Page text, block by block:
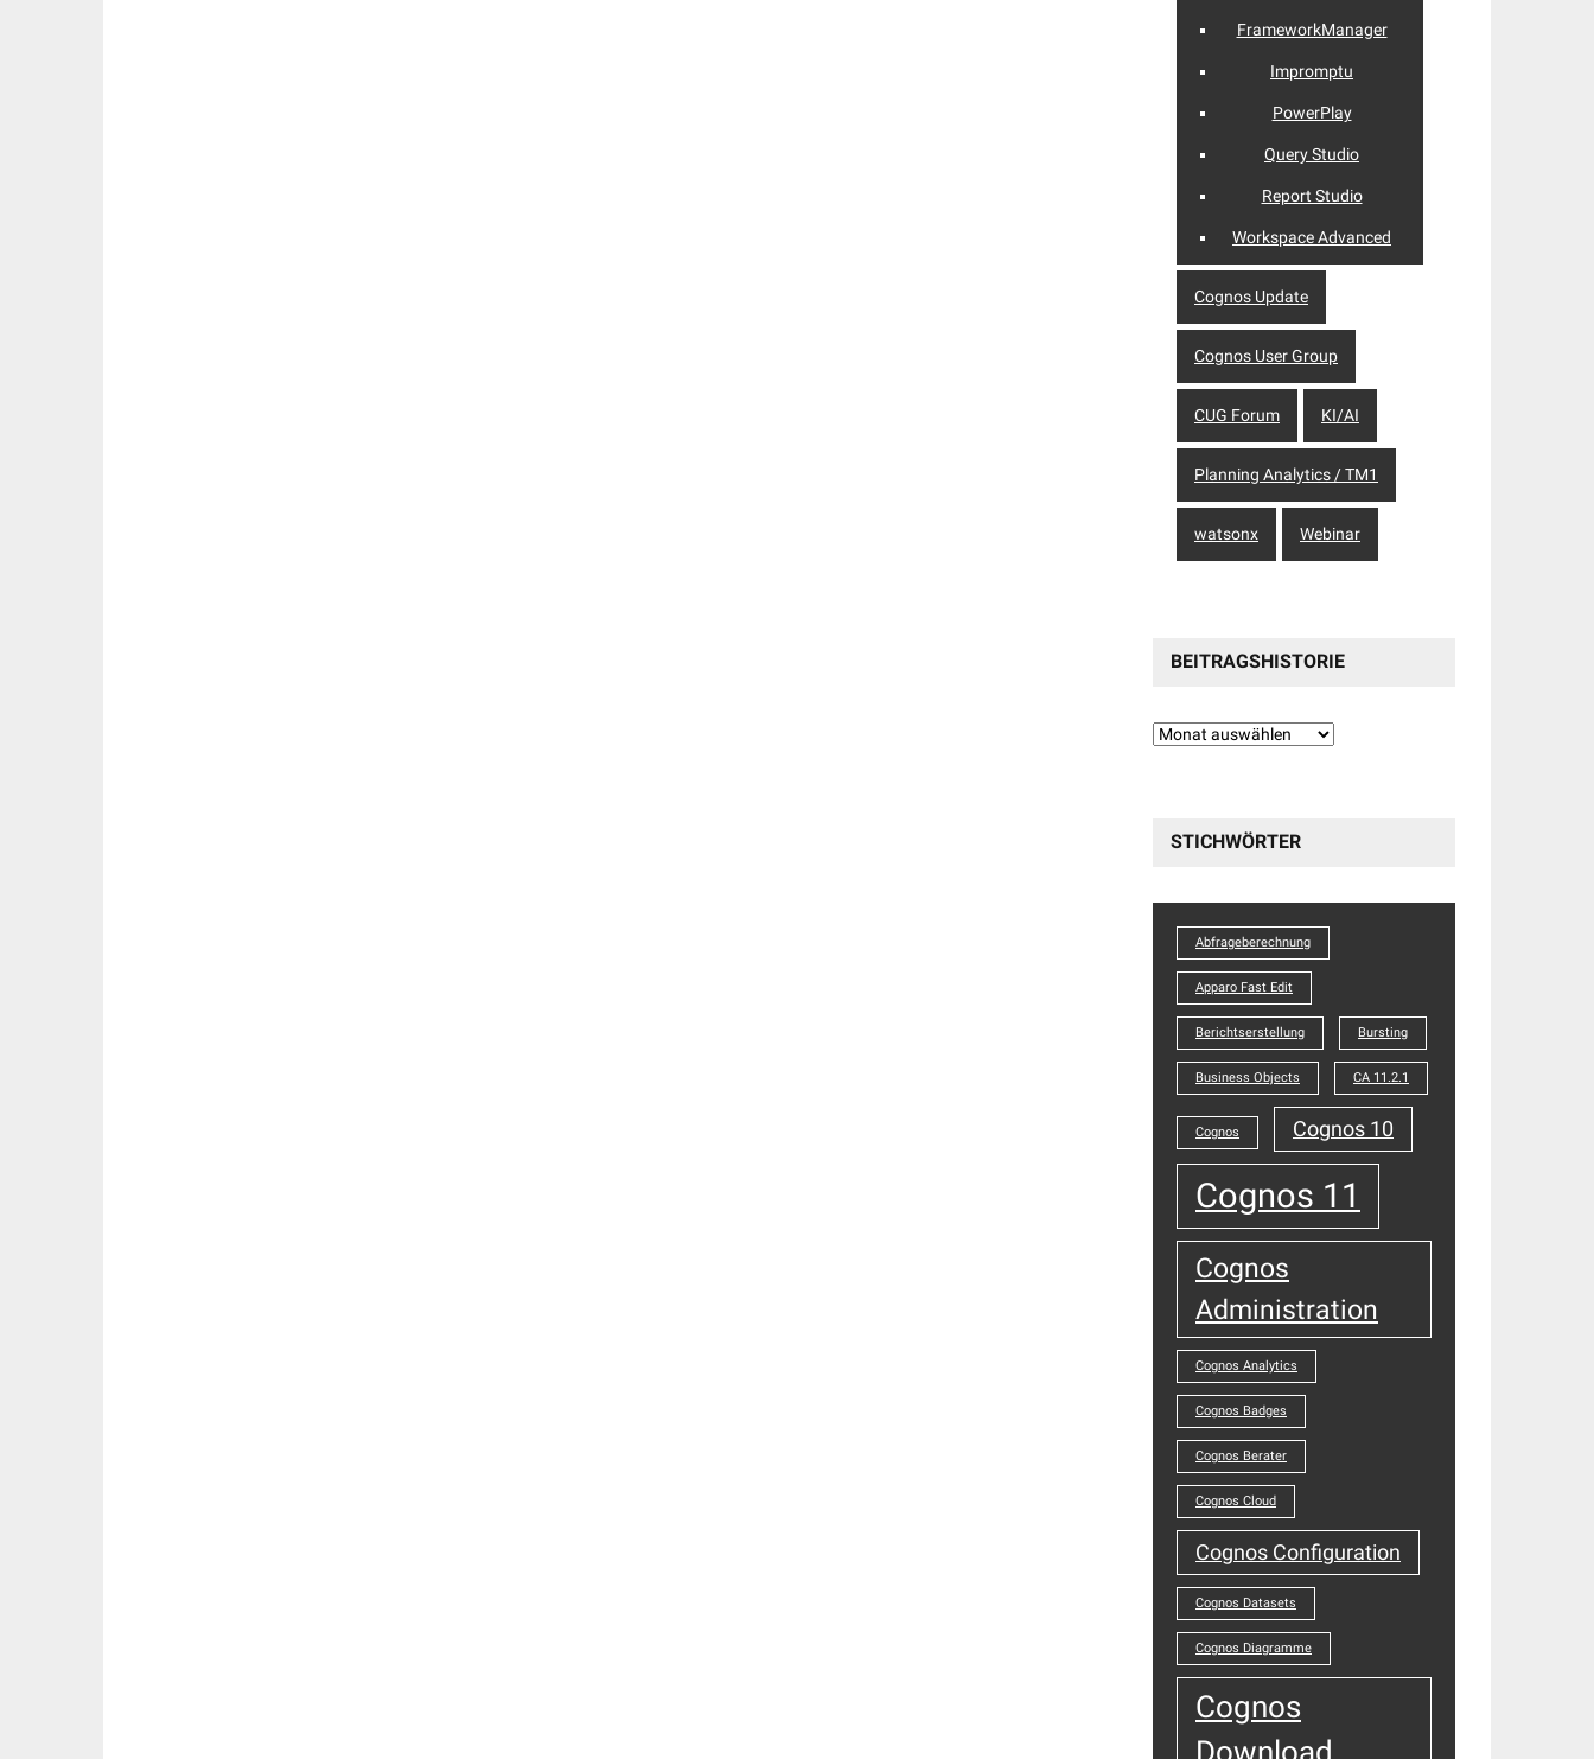
FrameworkManager
Impromptu
PowerPlay
Query Studio
Report Studio
Workspace Advanced
Cognos Update
Cognos User Group
CUG Forum KI/AI
Planning Analytics / TM1
watsonx Webinar
BEITRAGSHISTORIE
Beitragshistorie
STICHWÖRTER
Abfrageberechnung
Apparo Fast Edit
Berichtserstellung Bursting
Business Objects CA 11.2.1
Cognos Cognos 10
Cognos 11
Cognos
Administration
Cognos Analytics
Cognos Badges
Cognos Berater
Cognos Cloud
Cognos Configuration
Cognos Datasets
Cognos Diagramme
Cognos